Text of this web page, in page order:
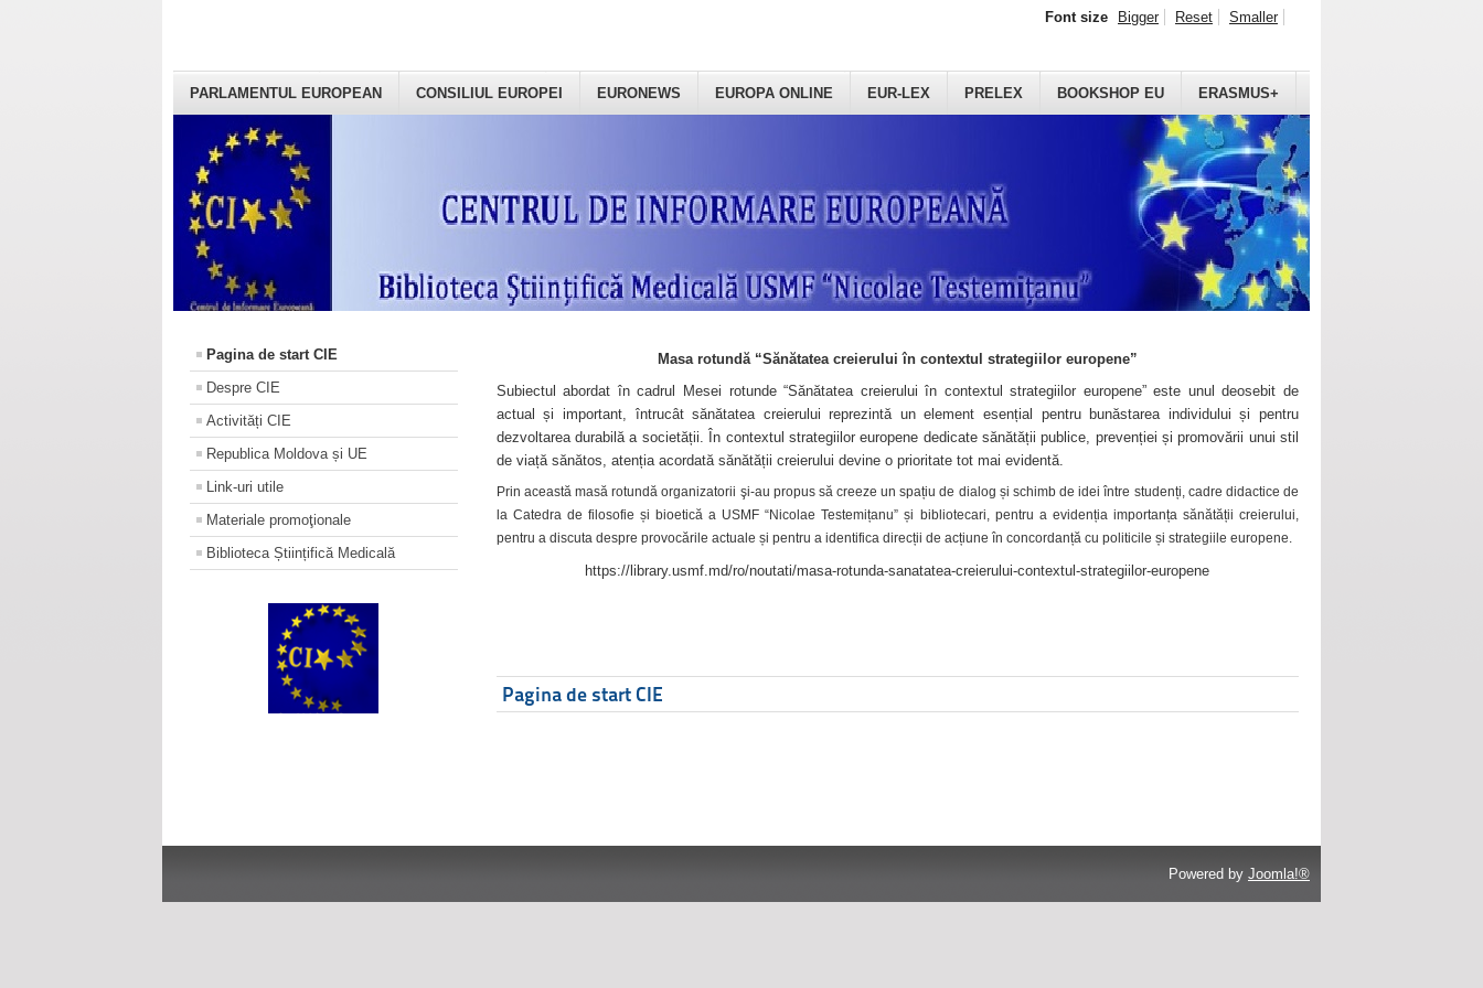
PARLAMENTUL EUROPEAN CONSILIUL EUROPEI EURONEWS EUROPA ONLINE EUR-LEX PRELEX BOOKSHOP EU ERASMUS+
Font size Bigger Reset Smaller
Pagina de start CIE
Despre CIE
Activități CIE
Republica Moldova și UE
Link-uri utile
Materiale promoţionale
Biblioteca Științifică Medicală
Masa rotundă “Sănătatea creierului în contextul strategiilor europene”
Subiectul abordat în cadrul Mesei rotunde “Sănătatea creierului în contextul strategiilor europene” este unul deosebit de
actual și important, întrucât sănătatea creierului reprezintă un element esențial pentru bunăstarea individului și pentru
dezvoltarea durabilă a societății. În contextul strategiilor europene dedicate sănătății publice, prevenției și promovării unui stil
de viață sănătos, atenția acordată sănătății creierului devine o prioritate tot mai evidentă.
Prin această masă rotundă organizatorii şi-au propus să creeze un spațiu de dialog și schimb de idei între studenți, cadre didactice de
la Catedra de filosofie și bioetică a USMF “Nicolae Testemițanu” și bibliotecari, pentru a evidenția importanța sănătății creierului,
pentru a discuta despre provocările actuale și pentru a identifica direcții de acțiune în concordanță cu politicile și strategiile europene.
https://library.usmf.md/ro/noutati/masa-rotunda-sanatatea-creierului-contextul-strategiilor-europene
Pagina de start CIE
Powered by Joomla!®